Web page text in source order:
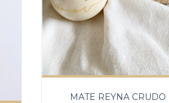
MATE REYNA CRUDO